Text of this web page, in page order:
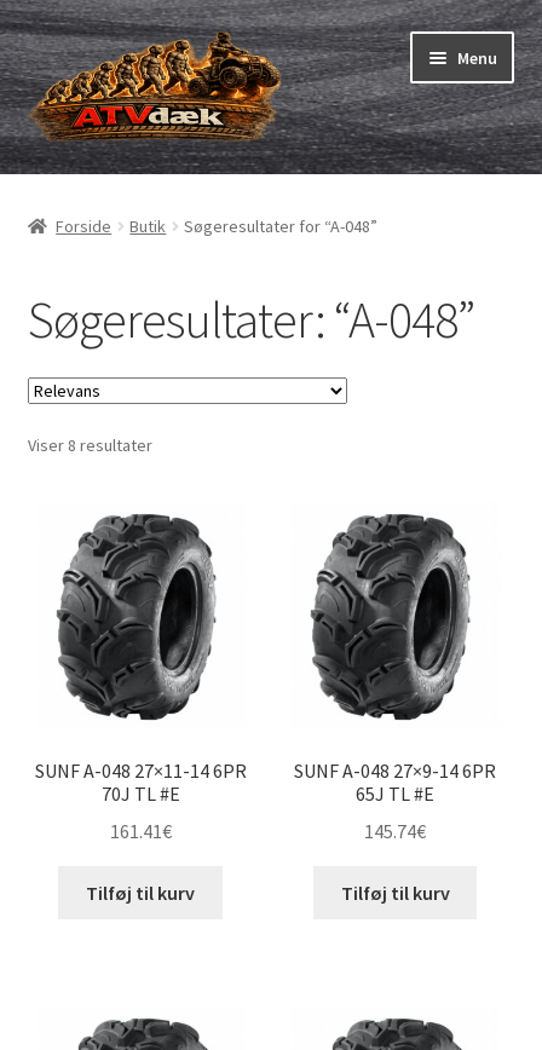
Spring
til
navigation
Spring
til
indhold
Menu
ATV-dæk
Udfold
Karting
Vejledning
Forside Butik Søgeresultater for “A-048”
Søgeresultater: “A-048”
Viser 8 resultaterSorteret
lav
til
høj
SUNF A-048 27×11-14 6PR
70J TL #E
161.41€
Tilføj til kurv
SUNF A-048 27×9-14 6PR
65J TL #E
145.74€
Tilføj til kurv